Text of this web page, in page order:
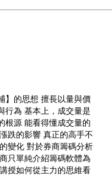
】的思想 擅長以量與價
行為 基本上，成交量是
根源 能看得懂成交量的
跌的影響 真正的高手不
變化 對於券商籌碼分析
只單純介紹籌碼軟體為
授如何從主力的思維看